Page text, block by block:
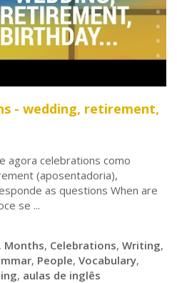
- wedding, retirement,
agora celebrations como
(aposentadoria),
as questions When are
se ...
, Months, Celebrations, Writing,
, People, Vocabulary,
, aulas de inglês